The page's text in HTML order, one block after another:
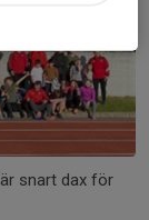
snart dax för